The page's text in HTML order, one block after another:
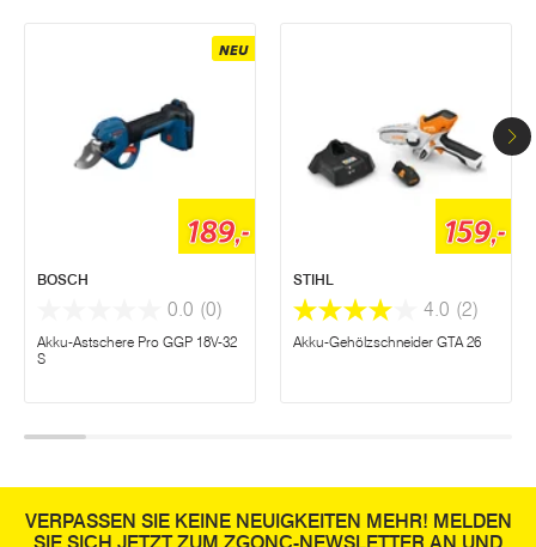
NEU
189,-
BOSCH
0.0 (0)
Akku-Astschere Pro GGP 18V-32
S
159,-
STIHL
4.0 (2)
Akku-Gehölzschneider GTA 26
VERPASSEN SIE KEINE NEUIGKEITEN MEHR! MELDEN
SIE SICH JETZT ZUM ZGONC-NEWSLETTER AN UND